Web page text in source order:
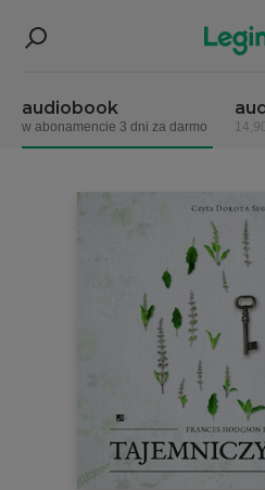
audiobook
w abonamencie 3 dni za darmo 14,90